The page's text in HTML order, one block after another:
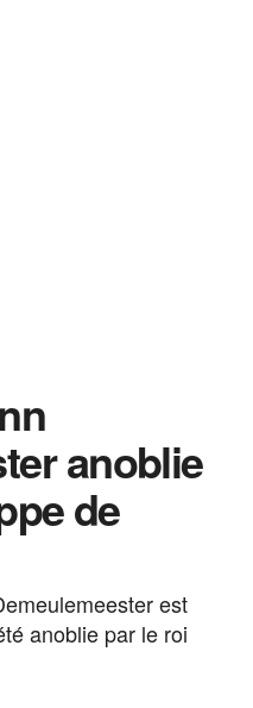
anoblie
de
est
anoblie par le roi